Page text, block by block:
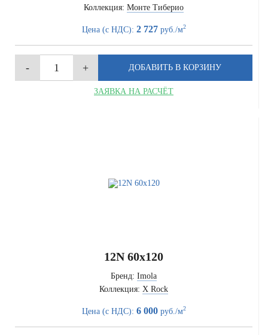
Коллекция: Монте Тиберио
Цена (с НДС): 2 727руб./м2
ЗАЯВКА НА РАСЧЁТ
12N 60x120
Бренд: Imola
Коллекция: X Rock
Цена (с НДС): 6 000руб./м2